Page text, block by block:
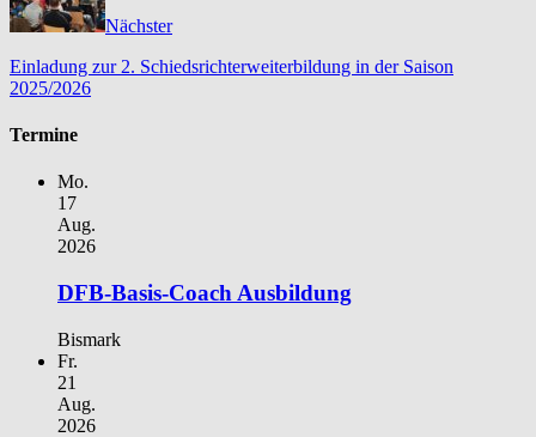
Nächster
Einladung zur 2. Schiedsrichterweiterbildung in der Saison
2025/2026
Termine
Mo.
17
Aug.
2026
DFB-Basis-Coach Ausbildung
Bismark
Fr.
21
Aug.
2026